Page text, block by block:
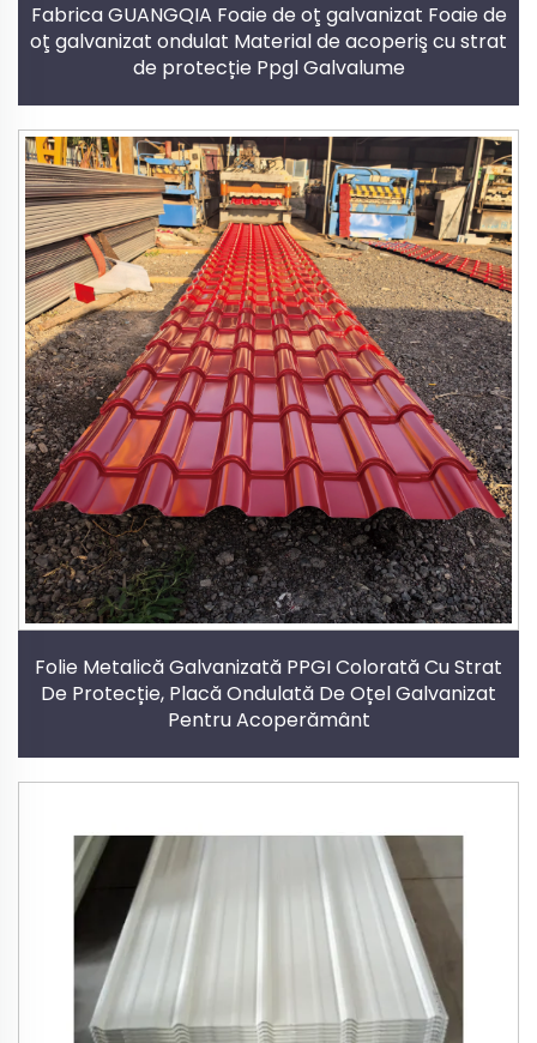
Fabrica GUANGQIA Foaie de oţ galvanizat Foaie de
oţ galvanizat ondulat Material de acoperiş cu strat
de protecție Ppgl Galvalume
Folie Metalică Galvanizată PPGI Colorată Cu Strat
De Protecție, Placă Ondulată De Oțel Galvanizat
Pentru Acoperământ